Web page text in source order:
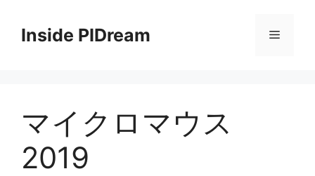
Inside PIDream メ
マイクロマウス
2019